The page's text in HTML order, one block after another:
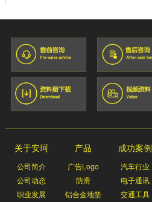
关于安珂
公司简介
公司动态
职业发展
产品
广告Logo
防滑
铝合金地垫
成功案例
汽车行业
电子通讯
交通工具